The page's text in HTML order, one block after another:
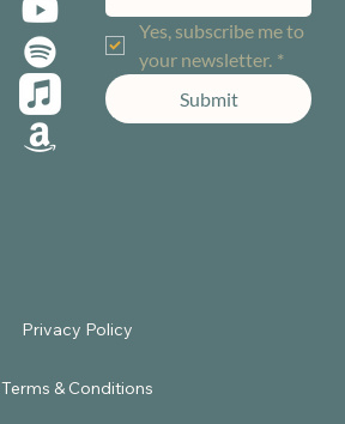
Yes, subscribe me to
your newsletter. *
Submit
Terms & Conditions